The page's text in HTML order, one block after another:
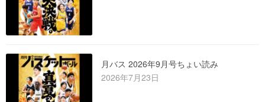
月バス 2026年9月号ちょい読み
2026年7月23日